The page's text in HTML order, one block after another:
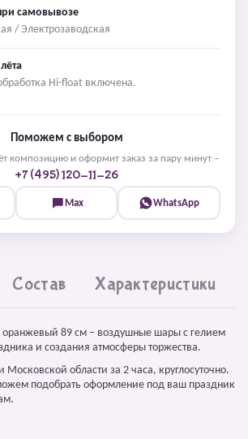
самовывозе
/ Электрозаводская
Hi-float включена.
Поможем с выбором
композицию и оформит заказ за пару минут –
+7 (495) 120-11-26
Max WhatsApp
Состав Характеристики
89 см – воздушные шары с гелием
и создания атмосферы торжества.
области за 2 часа, круглосуточно.
подобрать оформление под ваш праздник